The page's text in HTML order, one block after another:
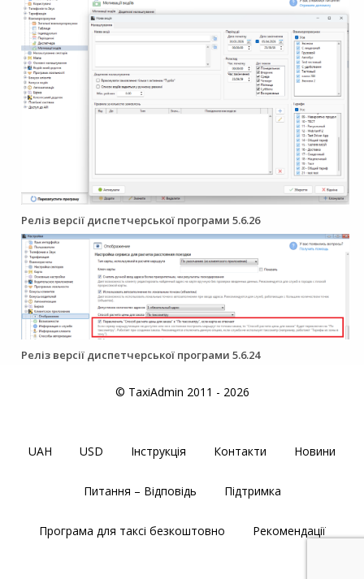
Реліз версії диспетчерської програми 5.6.26
Реліз версії диспетчерської програми 5.6.24
© TaxiAdmin 2011 - 2026
UAH USD Інструкція Контакти Новини
Питання – Відповідь Підтримка
Програма для таксі безкоштовно Рекомендації